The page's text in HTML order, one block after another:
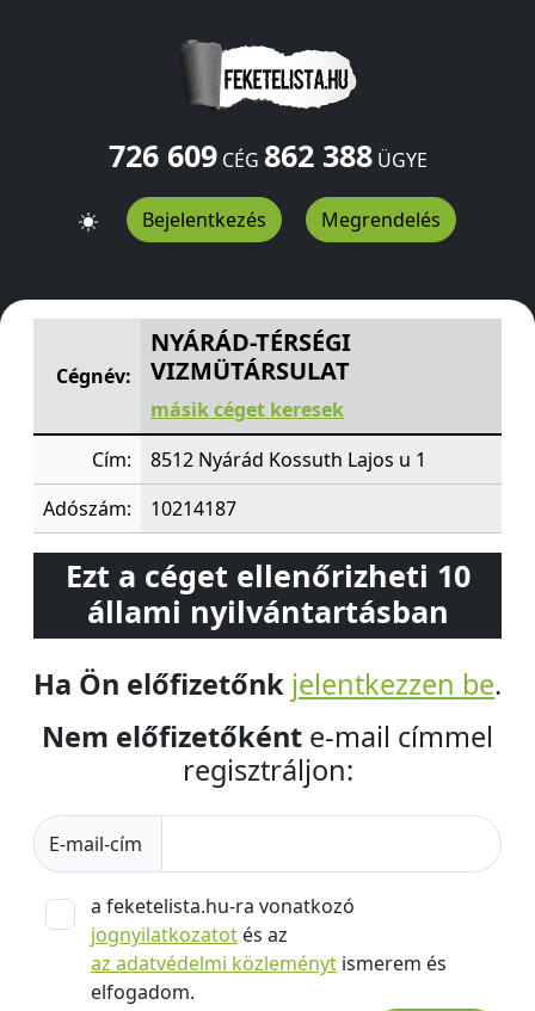
726 609CÉG 862 388ÜGYE
Bejelentkezés Megrendelés
NYÁRÁD-TÉRSÉGI VIZMÜTÁRSULAT Kossuth Lajos u 1
Cégnév:
NYÁRÁD-TÉRSÉGI
VIZMÜTÁRSULAT
másik céget keresek
Cím:
8512 Nyárád Kossuth Lajos u 1
Adószám:
10214187
Ezt a céget ellenőrizheti 10
állami nyilvántartásban
Ha Ön előfizetőnk jelentkezzen be.
Nem előfizetőként e-mail címmel
regisztráljon:
E-mail-cím
a feketelista.hu-ra vonatkozó
jognyilatkozatot és az
az adatvédelmi közleményt ismerem és
elfogadom.